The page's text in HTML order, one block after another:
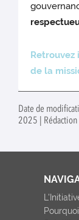
Retrouvez
de la
Date de
2025 |